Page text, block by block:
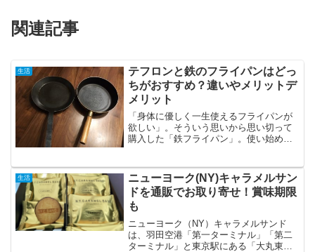
関連記事
生活
テフロンと鉄のフライパンはどっ
ちがおすすめ？違いやメリットデ
メリット
「身体に優しく一生使えるフライパンが
欲しい」。そういう思いから思い切って
購入した「鉄フライパン」。使い始めて
も、現在テフロン加工のフライパンを使
っている方の中には テ...
生活
ニューヨーク(NY)キャラメルサン
ドを通販でお取り寄せ！賞味期限
も
ニューヨーク（NY）キャラメルサンド
は、羽田空港「第一ターミナル」「第二
ターミナル」と東京駅にある「大丸東京